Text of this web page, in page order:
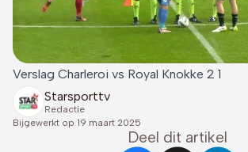
Verslag Charleroi vs Royal Knokke 2 1
Starsporttv
Redactie
Bijgewerkt op 19 maart 2025
Deel dit artikel